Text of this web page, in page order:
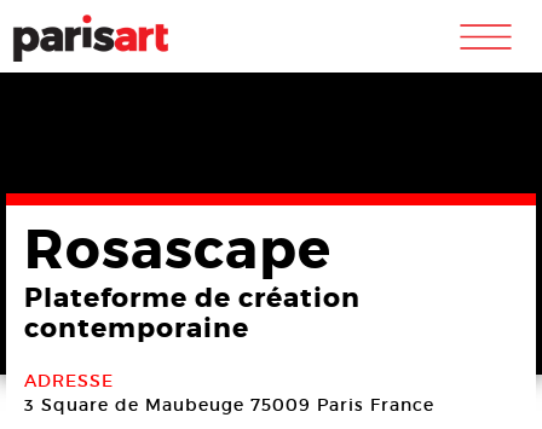
m
Rosascape
Plateforme de création
contemporaine
ADRESSE
3 Square de Maubeuge 75009 Paris France